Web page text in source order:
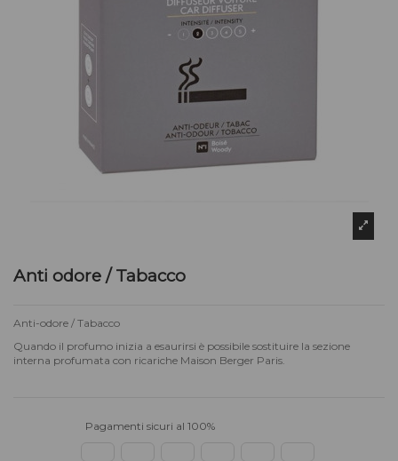
Anti odore / Tabacco
Anti-odore / Tabacco
Quando il profumo inizia a esaurirsi è possibile sostituire la sezione
interna profumata con ricariche Maison Berger Paris.
Pagamenti sicuri al 100%